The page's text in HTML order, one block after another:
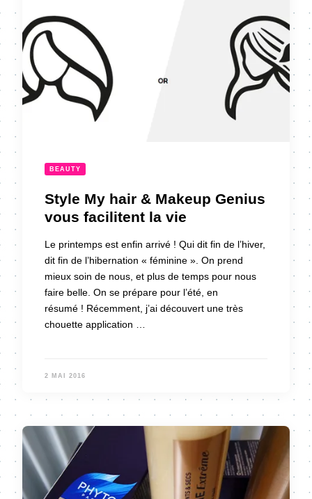
BEAUTY
Style My hair & Makeup Genius
vous facilitent la vie
Le printemps est enfin arrivé ! Qui dit fin de l’hiver,
dit fin de l’hibernation « féminine ». On prend
mieux soin de nous, et plus de temps pour nous
faire belle. On se prépare pour l’été, en
résumé ! Récemment, j’ai découvert une très
chouette application …
2 MAI 2016